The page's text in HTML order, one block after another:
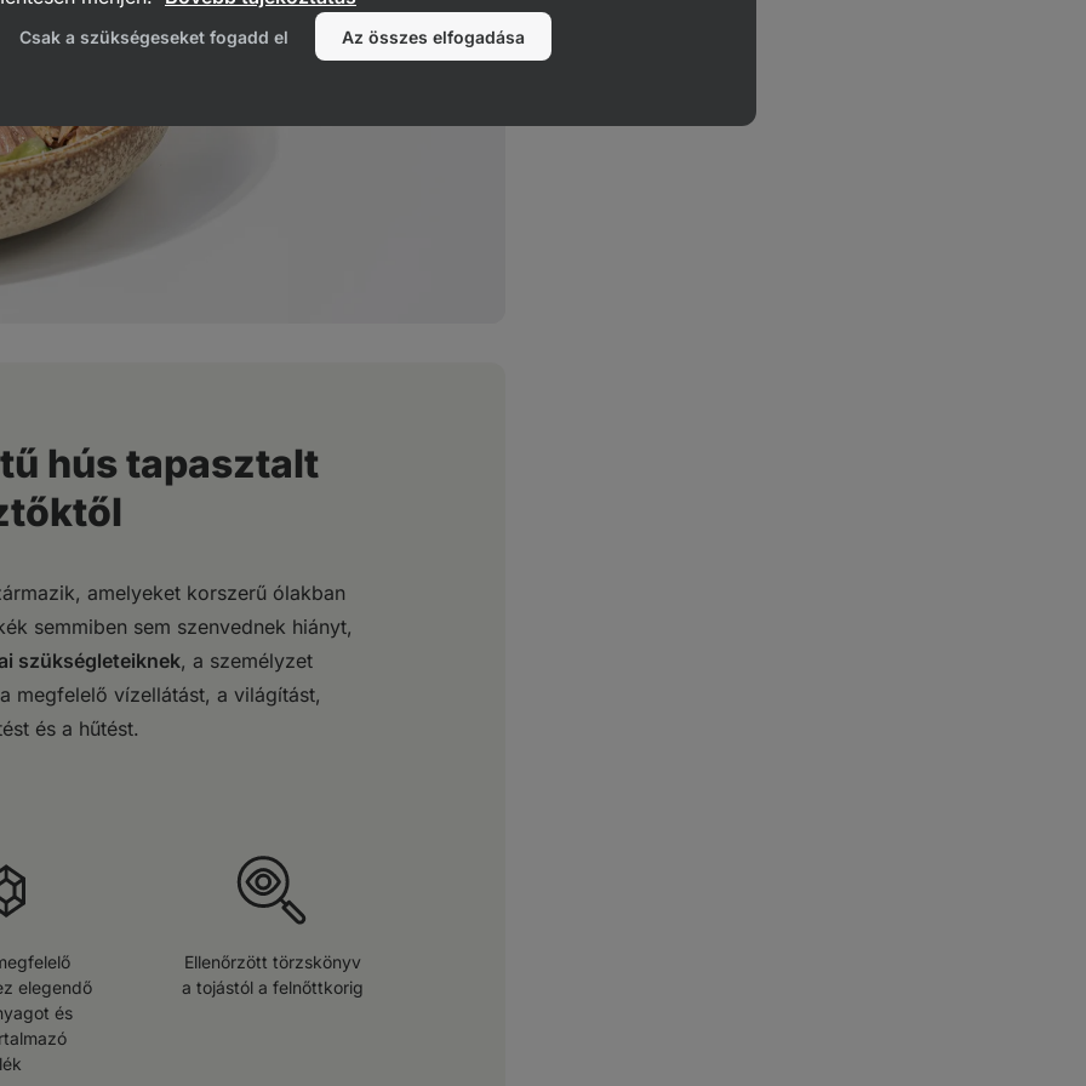
hús tapasztalt
amelyeket korszerű ólakban
semmiben sem szenvednek hiányt,
szükségleteiknek, a személyzet
megfelelő vízellátást, a világítást,
és a hűtést.
elegendő
és
Ellenőrzött törzskönyv
a tojástól a felnőttkorig
Csak a szükségeseket fogadd el Az összes elfogadása